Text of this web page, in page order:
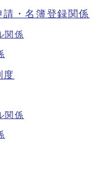
請・名簿登録関係
関係
度
関係